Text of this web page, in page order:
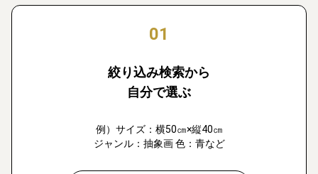
01
絞り込み検索から
自分で選ぶ
例）サイズ：横50㎝×縦40㎝
ジャンル：抽象画 色：青など